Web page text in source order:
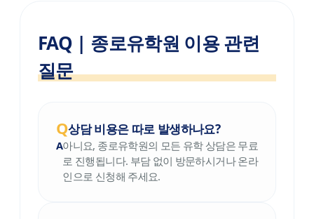
FAQ | 종로유학원 이용 관련
질문
상담 비용은 따로 발생하나요?
아니요, 종로유학원의 모든 유학 상담은 무료
로 진행됩니다. 부담 없이 방문하시거나 온라
인으로 신청해 주세요.